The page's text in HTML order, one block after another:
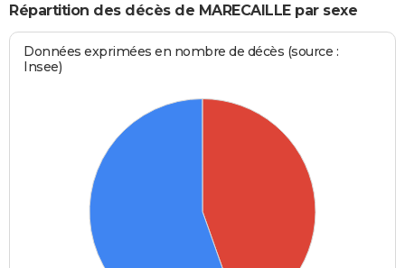
Répartition des décès de MARECAILLE par sexe
Données exprimées en nombre de décès (source :
Insee)